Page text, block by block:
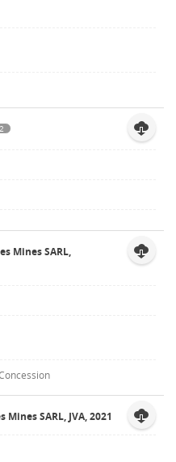
2
Mines SARL,
SARL, JVA, 2021